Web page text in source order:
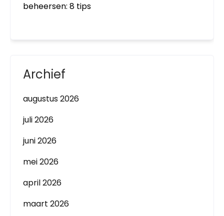
beheersen: 8 tips
Archief
augustus 2026
juli 2026
juni 2026
mei 2026
april 2026
maart 2026